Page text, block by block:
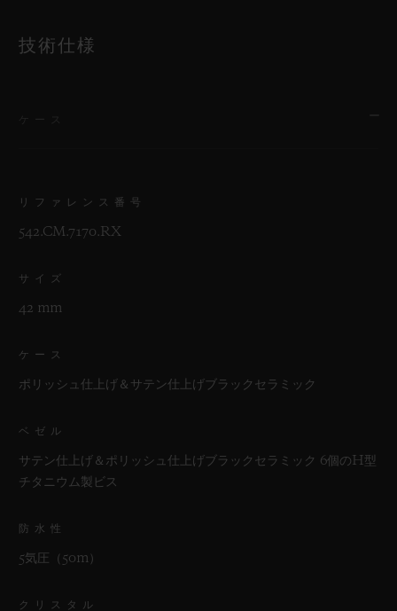
技術仕様
リファレンス番号
542.CM.7170.RX
サイズ
42 mm
ケース
ポリッシュ仕上げ＆サテン仕上げブラックセラミック
ベゼル
サテン仕上げ＆ポリッシュ仕上げブラックセラミック 6個のH型
チタニウム製ビス
防水性
5気圧（50m）
クリスタル